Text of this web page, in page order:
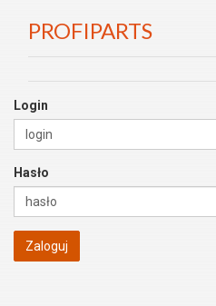
PROFIPARTS
Login
Hasło
Zaloguj